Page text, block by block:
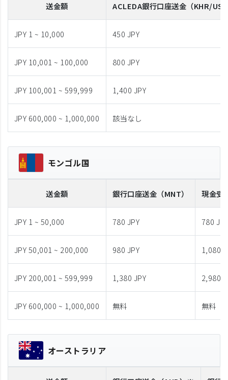
送金額 ACLEDA銀行口座送金 （KHR/
JPY 1 ~ 10,000 450 JPY
JPY 10,001 ~ 100,000 800 JPY
JPY 100,001 ~ 599,999 1,400 JPY
JPY 600,000 ~ 1,000,000 該当なし
モンゴル国
送金額 銀行口座送金 （MNT） 現金受
JPY 1 ~ 50,000 780 JPY 780
JPY 50,001 ~ 200,000 980 JPY 1,080
JPY 200,001 ~ 599,999 1,380 JPY 2,980
JPY 600,000 ~ 1,000,000 無料 無料
オーストラリア